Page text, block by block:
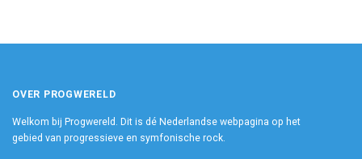
OVER PROGWERELD
Welkom bij Progwereld. Dit is dé Nederlandse webpagina op het
gebied van progressieve en symfonische rock.